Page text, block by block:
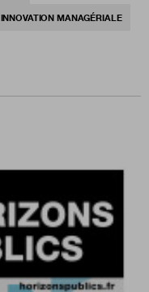
INNOVATION MANAGÉRIALE